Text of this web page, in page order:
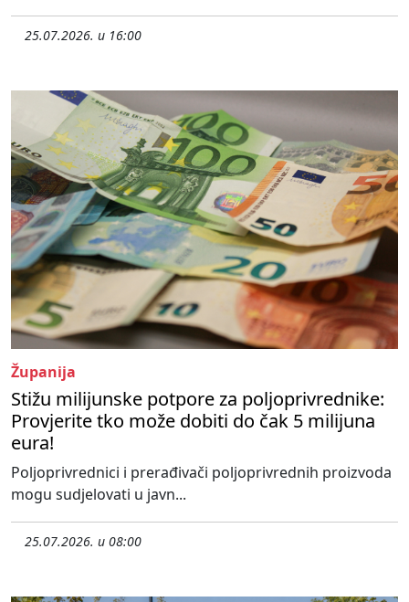
25.07.2026. u 16:00
Županija
Stižu milijunske potpore za poljoprivrednike:
Provjerite tko može dobiti do čak 5 milijuna
eura!
Poljoprivrednici i prerađivači poljoprivrednih proizvoda
mogu sudjelovati u javn...
25.07.2026. u 08:00